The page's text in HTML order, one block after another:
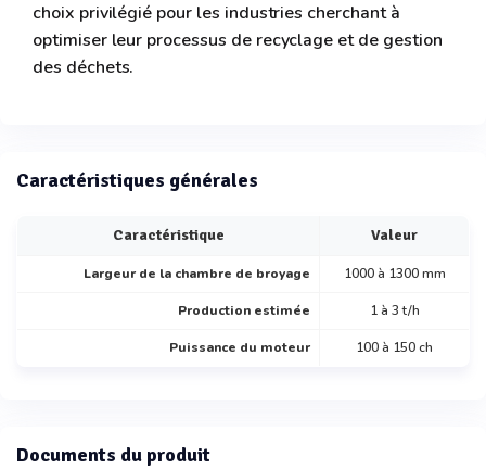
choix privilégié pour les industries cherchant à
optimiser leur processus de recyclage et de gestion
des déchets.
Caractéristiques générales
Caractéristique Valeur
Largeur de la chambre de broyage 1000 à 1300 mm
Production estimée 1 à 3 t/h
Puissance du moteur 100 à 150 ch
Documents du produit